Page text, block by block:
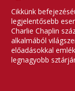
Cikkünk
legjelentősebb
Charlie Chaplin
alkalmából
előadásokkal
legnagyobb